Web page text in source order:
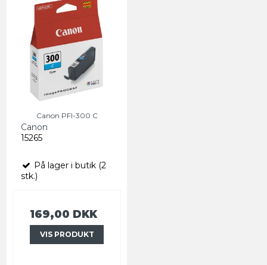
Canon PFI-300 C
Canon
15265
På lager i butik (2
stk.)
169,00 DKK
VIS PRODUKT